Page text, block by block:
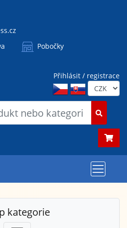
Pobočky
Přihlásit / registrace
kategorie